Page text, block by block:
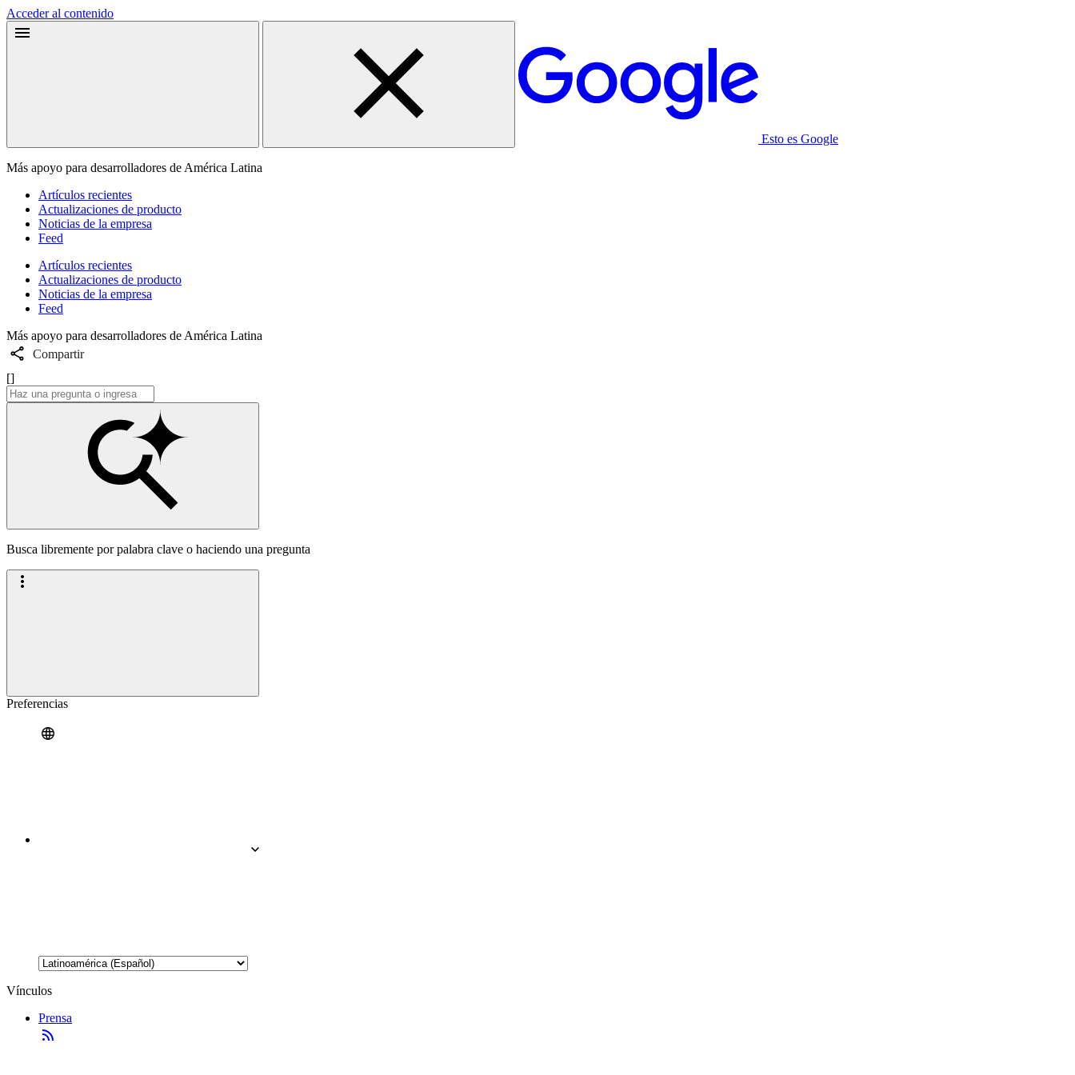
Acceder al contenido
Esto es Google
Más apoyo para desarrolladores de América Latina
Artículos recientes
Actualizaciones de producto
Noticias de la empresa
Feed
Artículos recientes
Actualizaciones de producto
Noticias de la empresa
Feed
Más apoyo para desarrolladores de América Latina
Compartir
[]
Busca libremente por palabra clave o haciendo una pregunta
Preferencias
Vínculos
Prensa